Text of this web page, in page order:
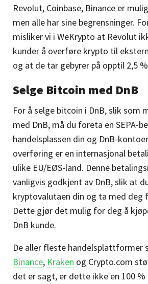
Revolut, Coinbase, Binance er
men alle har sine begrensninger.
misliker vi i WeKrypto at Revolut
kunder å overføre krypto til
og at de tar gebyrer på opptil 2,5
Selge Bitcoin med DnB
For å selge bitcoin i DnB, slik som
med DnB, må du foreta en SEPA-
handelsplassen din og DnB-
overføring er en internasjonal
ulike EU/EØS-land. Denne
vanligvis godkjent av DnB, slik at
kryptovalutaen din og ta med deg
Dette gjør det mulig for deg å
DnB kunde.
De aller fleste handelsplattformer
Binance, Kraken og Crypto.com
det er sagt, er dette ikke en 100